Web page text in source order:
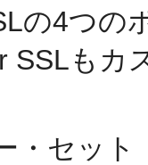
の4つの
SSLもカ
・セット